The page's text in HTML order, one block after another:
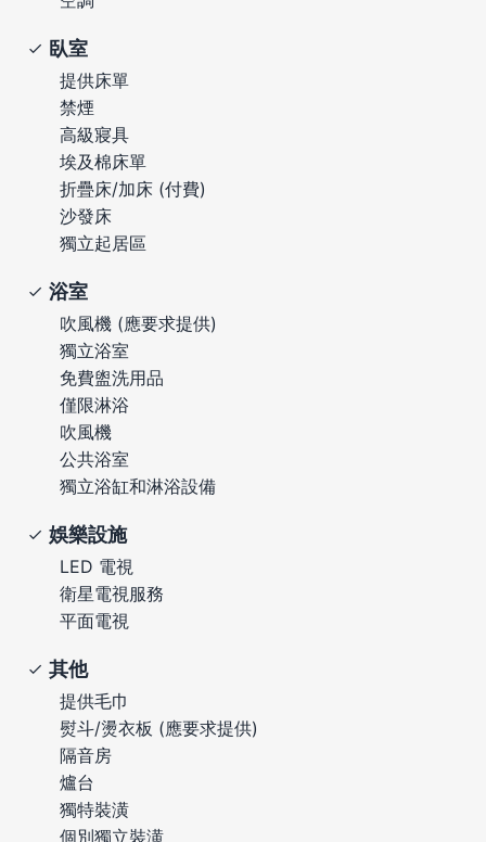
臥室
提供床單
禁煙
高級寢具
埃及棉床單
折疊床/加床 (付費)
沙發床
獨立起居區
浴室
吹風機 (應要求提供)
獨立浴室
免費盥洗用品
僅限淋浴
吹風機
公共浴室
獨立浴缸和淋浴設備
娛樂設施
LED 電視
衛星電視服務
平面電視
其他
提供毛巾
熨斗/燙衣板 (應要求提供)
隔音房
爐台
獨特裝潢
個別獨立裝潢